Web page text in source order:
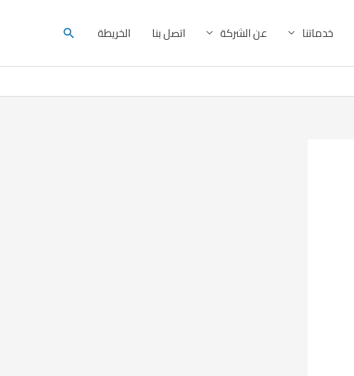
خدماتنا عن الشركة اتصل بنا الخريطة البحث